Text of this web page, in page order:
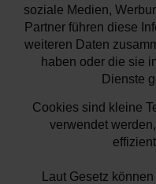
soziale Medien,
Partner führen diese
weiteren Daten
haben oder die sie
Dienste
Cookies sind kleine
verwendet
Laut Gesetz